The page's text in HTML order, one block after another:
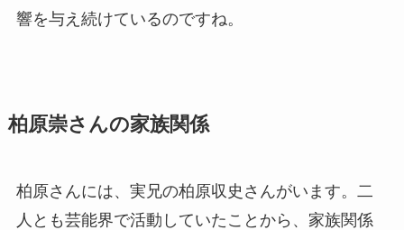
響を与え続けているのですね。
柏原崇さんの家族関係
柏原さんには、実兄の柏原収史さんがいます。二
人とも芸能界で活動していたことから、家族関係